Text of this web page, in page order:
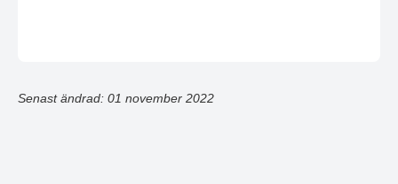
Senast ändrad: 01 november 2022